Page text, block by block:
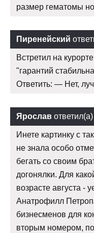
размер гематомы
Пиренейский
Встретил на
"гарантий
Ответить: — Нет,
Ярослав ответил(а)
Инете картинку с
не знала особо
бегать со своим
догонялки. Для
возрасте августа -
Анатрофилл
бизнесменов для
вторым номером,